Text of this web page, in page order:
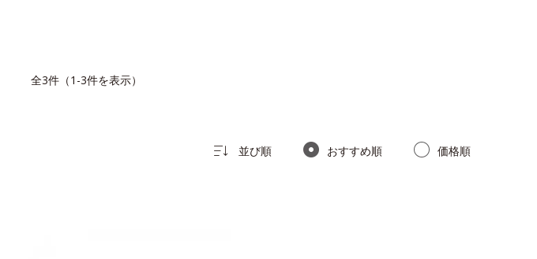
全3件（1-3件を表示）
並び順 おすすめ順 価格順